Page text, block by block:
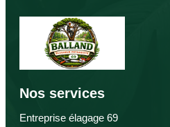
Nos services
Entreprise élagage 69